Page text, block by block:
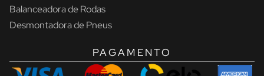
Balanceadora de Rodas
Desmontadora de Pneus
PAGAMENTO